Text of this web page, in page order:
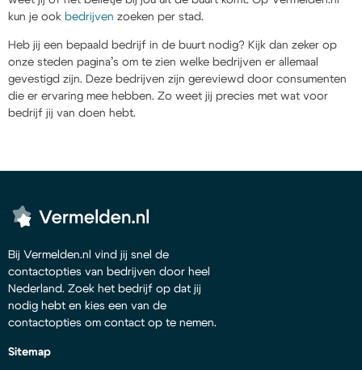
kun je ook bedrijven zoeken per stad.
Heb jij een bepaald bedrijf in de buurt nodig? Kijk dan zeker op
onze steden pagina’s om te zien welke bedrijven er allemaal
gevestigd zijn. Deze bedrijven zijn gereviewd door consumenten
die er ervaring mee hebben. Zo weet jij precies met wat voor
bedrijf jij van doen hebt.
Bij Vermelden.nl vind jij snel de
contactopties van bedrijven door heel
Nederland. Zoek het bedrijf op dat jij
nodig hebt en kies een van de
contactopties om contact op te nemen.
Sitemap